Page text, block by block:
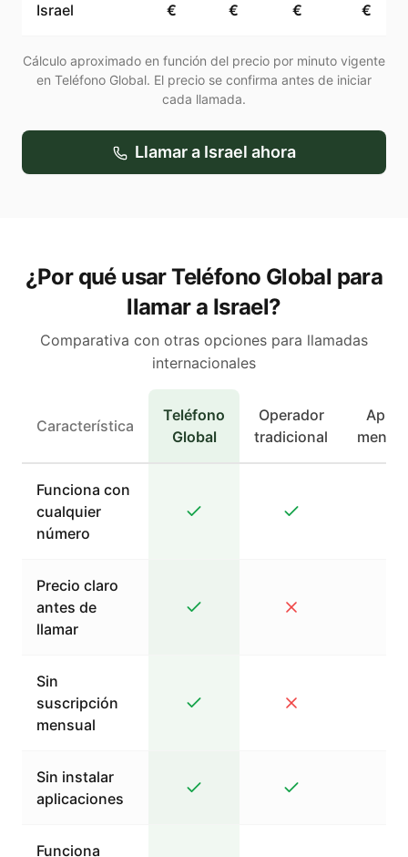
Israel
€
€
€
€
Cálculo aproximado en función del precio por minuto vigente
en Teléfono Global. El precio se confirma antes de iniciar
cada llamada.
Llamar a Israel ahora
¿Por qué usar Teléfono Global para
llamar a Israel?
Comparativa con otras opciones para llamadas
internacionales
Característica
Teléfono
Global
Operador
tradicional
Apps
Funciona con
cualquier
número
Precio claro
antes de
llamar
Sin
suscripción
mensual
Sin instalar
aplicaciones
Funciona